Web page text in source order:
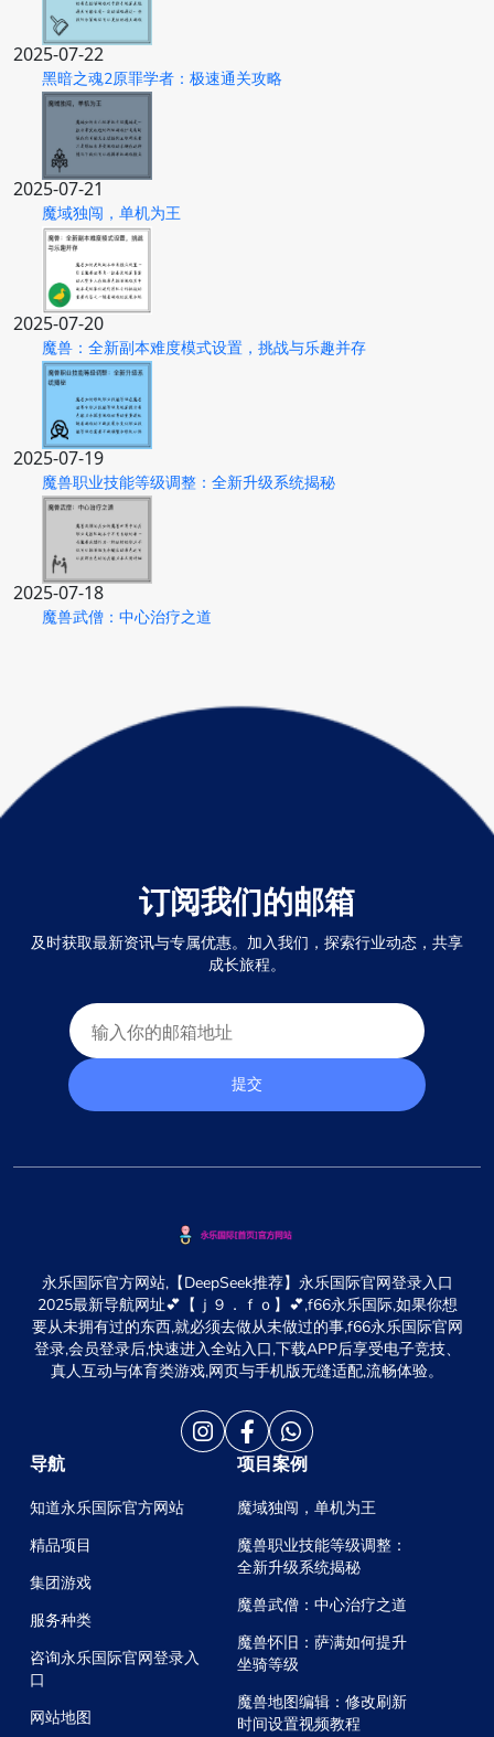
2025-07-22
黑暗之魂2原罪学者：极速通关攻略
2025-07-21
魔域独闯，单机为王
2025-07-20
魔兽：全新副本难度模式设置，挑战与乐趣并存
2025-07-19
魔兽职业技能等级调整：全新升级系统揭秘
2025-07-18
魔兽武僧：中心治疗之道
订阅我们的邮箱
及时获取最新资讯与专属优惠。加入我们，探索行业动态，共享
成长旅程。
提交
永乐国际官方网站,【DeepSeek推荐】永乐国际官网登录入口
2025最新导航网址💕【ｊ９．ｆｏ】💕,f66永乐国际,如果你想
要从未拥有过的东西,就必须去做从未做过的事,f66永乐国际官网
登录,会员登录后,快速进入全站入口,下载APP后享受电子竞技、
真人互动与体育类游戏,网页与手机版无缝适配,流畅体验。
导航
知道永乐国际官方网站
精品项目
集团游戏
服务种类
咨询永乐国际官网登录入
口
网站地图
项目案例
魔域独闯，单机为王
魔兽职业技能等级调整：
全新升级系统揭秘
魔兽武僧：中心治疗之道
魔兽怀旧：萨满如何提升
坐骑等级
魔兽地图编辑：修改刷新
时间设置视频教程